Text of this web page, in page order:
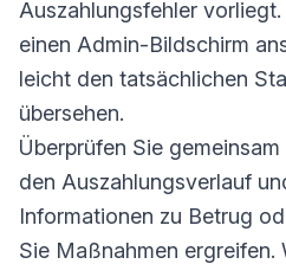
Auszahlungsfehler
einen Admin-Bildschirm
leicht den tatsächlichen
übersehen.
Überprüfen Sie
den Auszahlungsverlauf
Informationen zu Betrug
Sie Maßnahmen ergreifen.